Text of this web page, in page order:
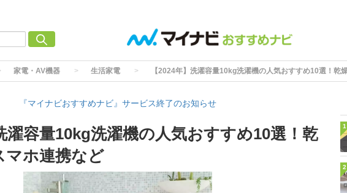
家電・AV機器 生活家電 【2024年】洗濯容量10kg洗濯機の人気おすすめ10選！乾
『マイナビおすすめナビ』サービス終了のお知らせ
濯容量10kg洗濯機の人気おすすめ10選！乾
マホ連携など
1
2